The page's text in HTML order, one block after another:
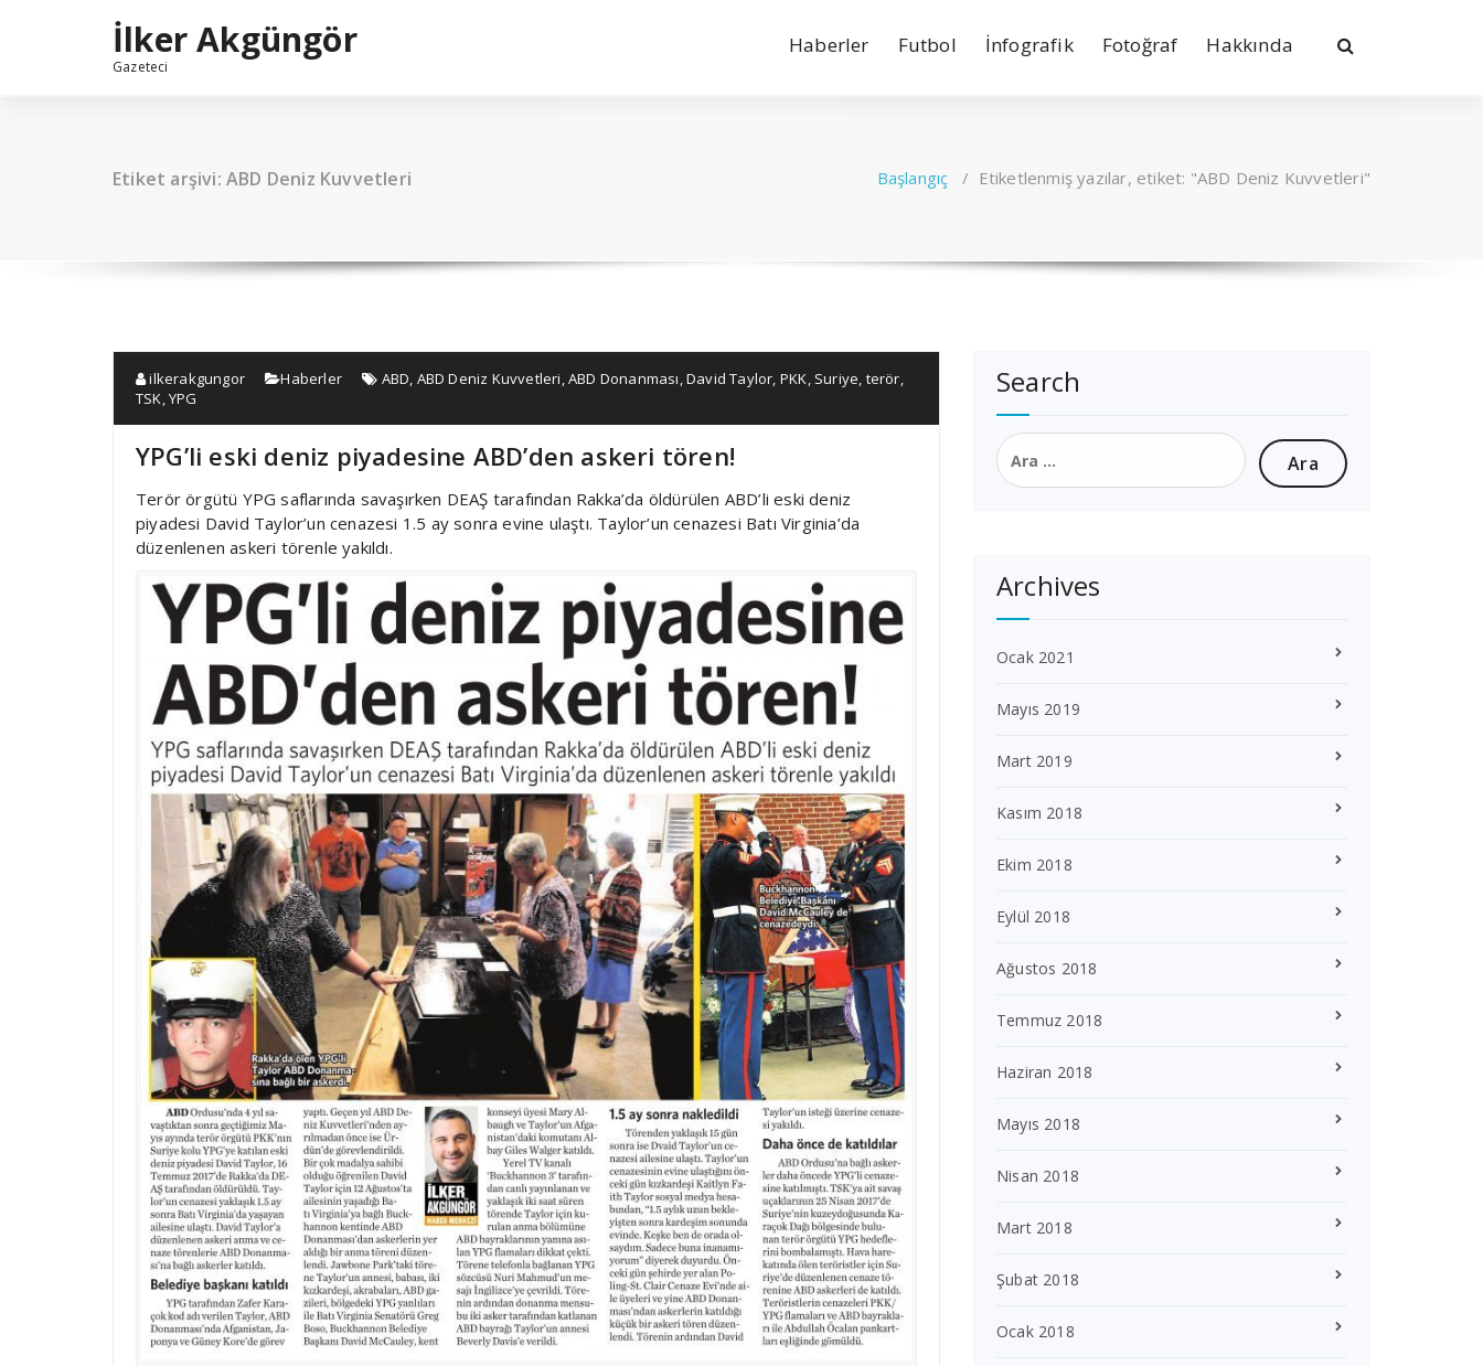
İlker Akgüngör
Gazeteci
Haberler Futbol İnfografik Fotoğraf Hakkında
Etiket arşivi: ABD Deniz Kuvvetleri Başlangıç / Etiketlenmiş yazılar, etiket: "ABD Deniz Kuvvetleri"
ilkerakgungor Haberler ABD, ABD Deniz Kuvvetleri,ABD Donanması,David Taylor, PKK, Suriye, terör,
TSK,YPG
YPG’li eski deniz piyadesine ABD’den askeri tören!
Terör örgütü YPG saflarında savaşırken DEAŞ tarafından Rakka’da öldürülen ABD’li eski deniz
piyadesi David Taylor’un cenazesi 1.5 ay sonra evine ulaştı. Taylor’un cenazesi Batı Virginia’da
düzenlenen askeri törenle yakıldı.
Search
Arama:
Archives
Ocak 2021
Mayıs 2019
Mart 2019
Kasım 2018
Ekim 2018
Eylül 2018
Ağustos 2018
Temmuz 2018
Haziran 2018
Mayıs 2018
Nisan 2018
Mart 2018
Şubat 2018
Ocak 2018